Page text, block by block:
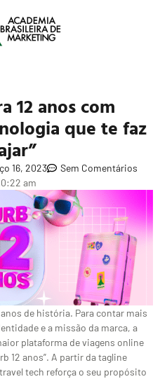
12 anos com
que te faz
16, 2023
Sem Comentários
am
de história. Para contar mais
e a missão da marca, a
plataforma de viagens online
12 anos”. A partir da tagline
tech reforça o seu propósito